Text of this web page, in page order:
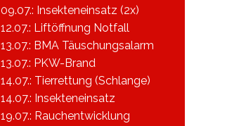
09.07.: Insekteneinsatz (2x)
12.07.: Liftöffnung Notfall
13.07.: BMA Täuschungsalarm
13.07.: PKW-Brand
14.07.: Tierrettung (Schlange)
14.07.: Insekteneinsatz
19.07.: Rauchentwicklung